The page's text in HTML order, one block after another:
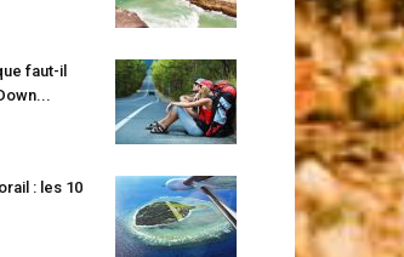
faut-il
: les 10